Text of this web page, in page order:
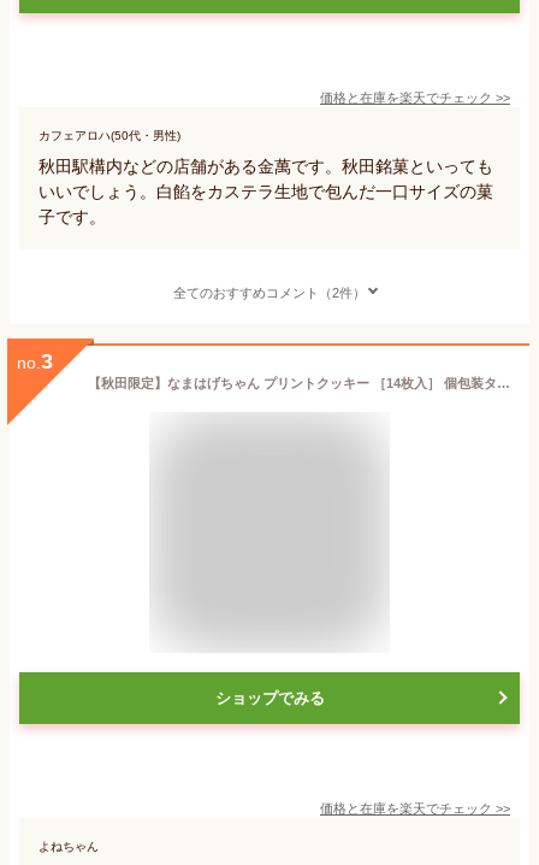
価格と在庫を楽天でチェック >>
カフェアロハ(50代・男性)
秋田駅構内などの店舗がある金萬です。秋田銘菓といっても
いいでしょう。白餡をカステラ生地で包んだ一口サイズの菓
子です。
全てのおすすめコメント（2件）
no. 3
【秋田限定】なまはげちゃん プリントクッキー ［14枚入］ 個包装タイプ 秋田 あきた アキタ 菓子 クッキー 洋菓子 焼菓子 お土産 おみやげ ご当地 限定 逸品 銘品 銘産 名物 銘菓
ショップでみる
価格と在庫を楽天でチェック >>
よねちゃん